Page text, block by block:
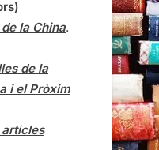
la China.
de la
i el Pròxim
articles